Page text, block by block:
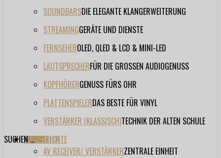
SOUNDBARSDIE ELEGANTE KLANGERWEITERUNG
STREAMINGGERÄTE UND DIENSTE
FERNSEHEROLED, QLED & LCD & MINI-LED
LAUTSPRECHERFÜR DIE GROSSEN AUDIOGENUSS
KOPFHÖRERGENUSS FÜRS OHR
PLATTENSPIELERDAS BESTE FÜR VINYL
VERSTÄRKER (KLASSISCH)TECHNIK DER ALTEN SCHULE
TESTBERICHTE
AV RECEIVER/ VERSTÄRKERZENTRALE EINHEIT
FORUM
FILME
VIDEOS
HERSTELLER
EVENT
SUCHEN ...